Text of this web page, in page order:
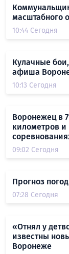
масштабного
10:44 Сегодня
Кулачные
афиша
10:13 Сегодня
Воронежец в
километров и
09:02 Сегодня
Прогноз
07:28 Сегодня
«Отнял у
известны
Воронеже